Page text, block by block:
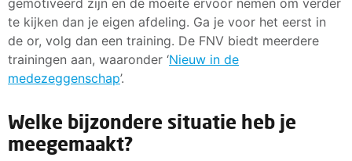
gemotiveerd zijn en de moeite ervoor nemen om verder
te kijken dan je eigen afdeling. Ga je voor het eerst in
de or, volg dan een training. De FNV biedt meerdere
trainingen aan, waaronder ‘Nieuw in de
medezeggenschap’.
Welke bijzondere situatie heb je
meegemaakt?